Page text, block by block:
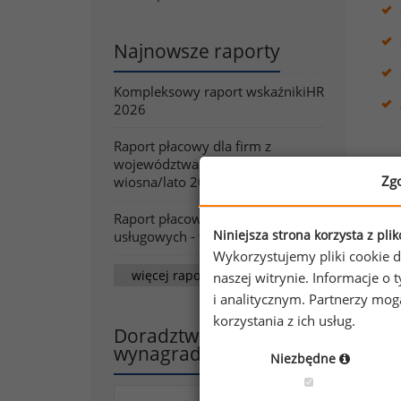
Najnowsze raporty
Kompleksowy raport wskaźnikiHR
2026
Raport płacowy dla firm z
województwa śląskiego -
wiosna/lato 2026
Raport płacowy dla firm
usługowych - wiosna/lato 2026
więcej raportów
Doradztwo w zakresie
wynagradzania
Niniejsza strona korzysta z
Wykorzystujemy pliki cookie
naszej witrynie. Informacje o
i analitycznym. Partnerzy
korzystania z ich usług.
Niezbędne